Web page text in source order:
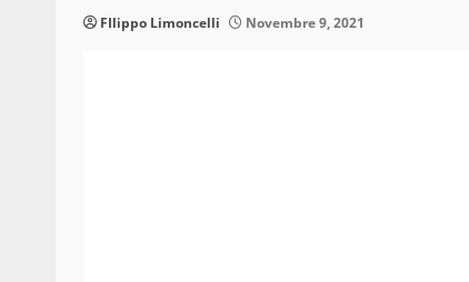
FIlippo Limoncelli Novembre 9, 2021